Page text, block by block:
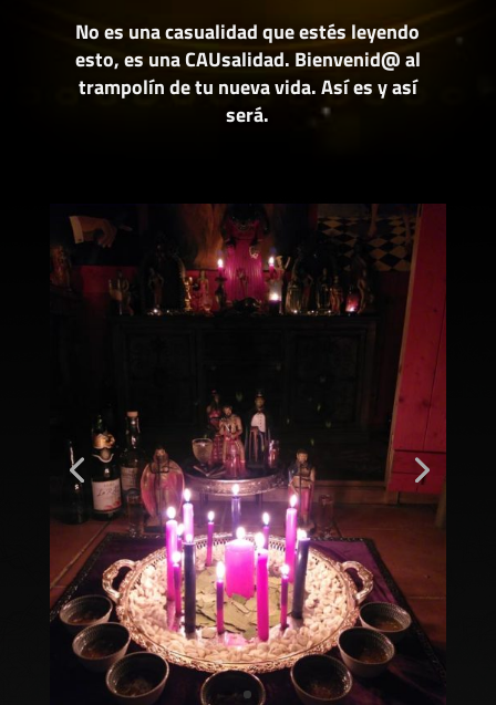
No es una casualidad que estés leyendo
esto, es una CAUsalidad. Bienvenid@ al
trampolín de tu nueva vida. Así es y así
será.